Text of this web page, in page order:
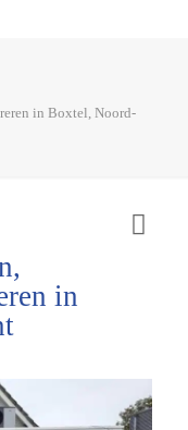
in Boxtel, Noord-
in